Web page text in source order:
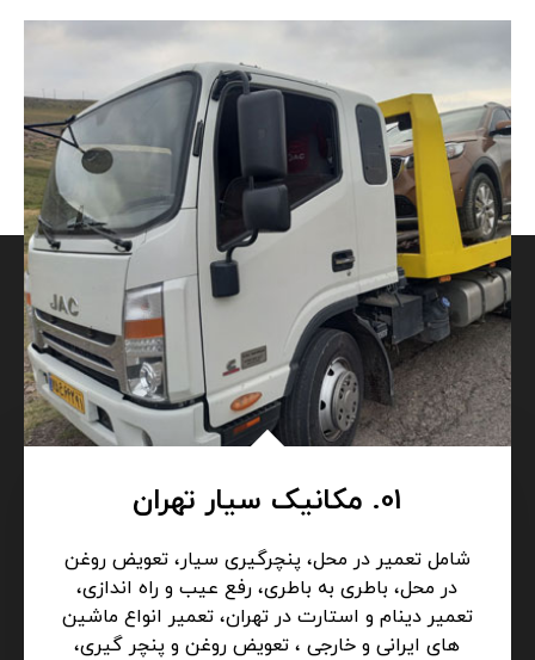
01. مکانیک سیار تهران
شامل تعمیر در محل، پنچرگیری سیار، تعویض روغن
در محل، باطری به باطری، رفع عیب و راه اندازی،
تعمیر دینام و استارت در تهران، تعمیر انواع ماشین
های ایرانی و خارجی ، تعویض روغن و پنچر گیری،